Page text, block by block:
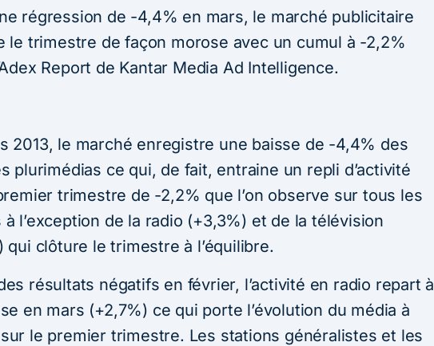
régression de -4,4% en mars, le marché publicitaire
le trimestre de façon morose avec un cumul à -2,2%
Report de Kantar Media Ad Intelligence.
2013, le marché enregistre une baisse de -4,4% des
plurimédias ce qui, de fait, entraine un repli d’activité
trimestre de -2,2% que l’on observe sur tous les
à l’exception de la radio (+3,3%) et de la télévision
qui clôture le trimestre à l’équilibre.
résultats négatifs en février, l’activité en radio repart à
en mars (+2,7%) ce qui porte l’évolution du média à
le premier trimestre. Les stations généralistes et les